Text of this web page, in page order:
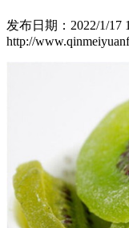
发布日期：2022/1/
http://